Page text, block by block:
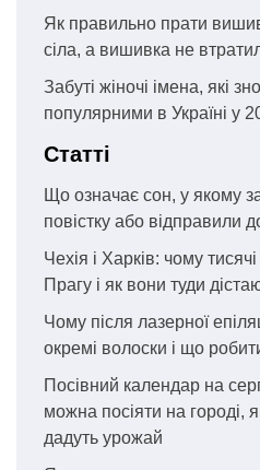
Як правильно прати
сіла, а вишивка не
Забуті жіночі імена, які
популярними в Україні у
Статті
Що означає сон, у якому
повістку або відправили
Чехія і Харків: чому
Прагу і як вони туди
Чому після лазерної
окремі волоски і що
Посівний календар на
можна посіяти на городі,
дадуть урожай